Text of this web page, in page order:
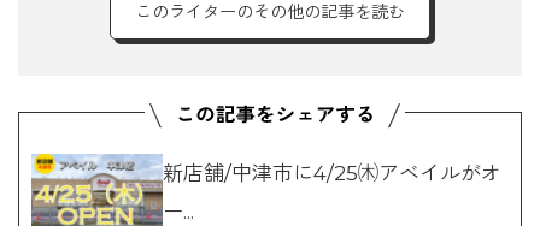
このライターのその他の記事を読む
新店舗/中津市に4/25㈭アベイルがオ
ー...